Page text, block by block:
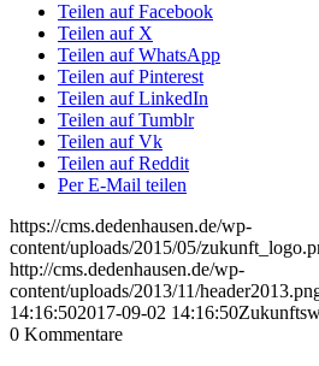
Teilen auf Facebook
Teilen auf X
Teilen auf WhatsApp
Teilen auf Pinterest
Teilen auf LinkedIn
Teilen auf Tumblr
Teilen auf Vk
Teilen auf Reddit
Per E-Mail teilen
https://cms.dedenhausen.de/wp-
content/uploads/2015/05/
http://cms.dedenhausen.de/wp-
content/uploads/2013/11/
14:16:502017-09-02 14:16:50
0 Kommentare